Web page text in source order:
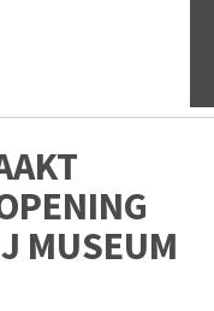
MUSEUM